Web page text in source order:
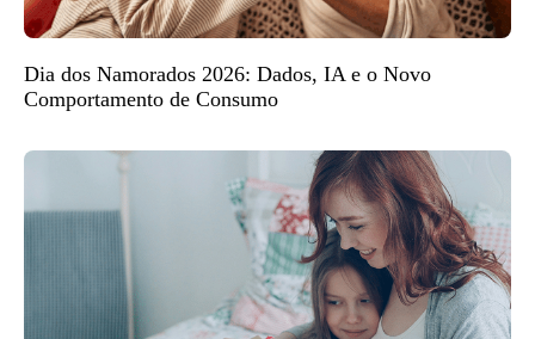
Dia dos Namorados 2026: Dados, IA e o Novo
Comportamento de Consumo